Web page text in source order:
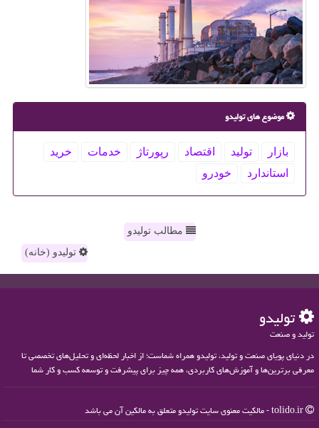
موضوع های تولیدو
بازار تولید اقتصاد رپورتاژ خدمات
خرید
استاندارد
خودرو
مطالب تولیدو
تولیدو (خانه)
تولیدو
تولید و صنعت
در دنیای پویای صنعت و تولید، تولیدو همراه شماست؛ از اخبار لحظه‌ای و تحلیل‌های تخصصی تا
معرفی برترین‌ها و آموزش‌های کاربردی، همه چیز برای پیشرفت و توسعه کسب و کار شما